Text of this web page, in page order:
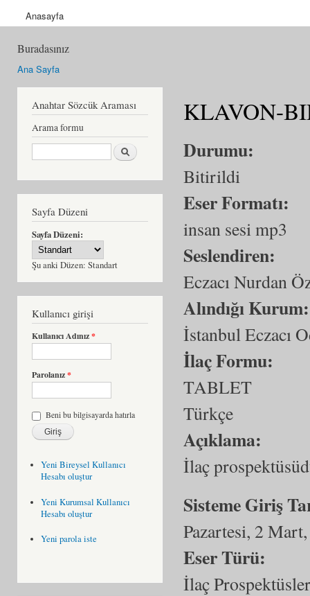
Anasayfa
Buradasınız
Ana Sayfa
Anahtar Sözcük Araması
Arama formu
Ara
Sayfa Düzeni
Sayfa Düzeni:
Şu anki Düzen: Standart
Kullanıcı girişi
Kullanıcı Adınız*
Parolanız*
Beni bu bilgisayarda hatırla
Yeni Bireysel Kullanıcı
Hesabı oluştur
Yeni Kurumsal Kullanıcı
Hesabı oluştur
Yeni parola iste
KLAVON-
Durumu:
Bitirildi
Eser Formatı:
insan sesi mp3
Seslendiren:
Eczacı Nurdan
Alındığı
İstanbul Eczacı
İlaç Formu:
TABLET
Türkçe
Açıklama:
İlaç
Sisteme Giriş
Pazartesi, 2
Eser Türü:
İlaç